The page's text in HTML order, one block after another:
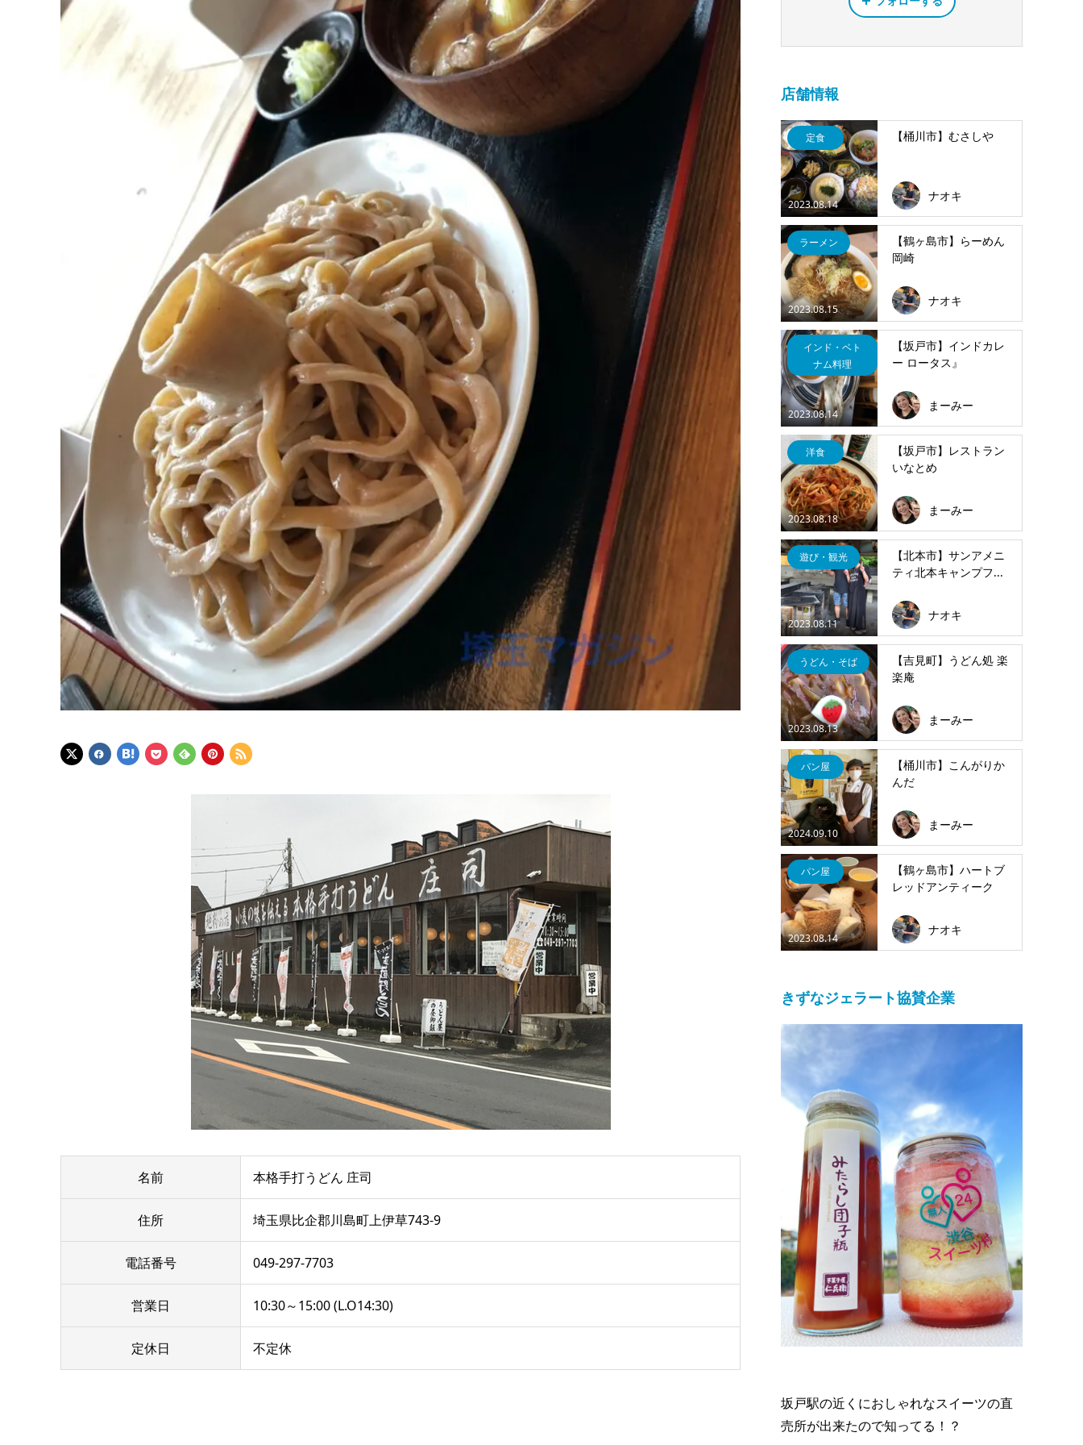
名前 本格手打うどん 庄司
住所 埼玉県比企郡川島町上伊草743-9
電話番号 049-297-7703
営業日 10:30～15:00 (L.O14:30)
定休日 不定休
店舗情報
2023.08.14
定食 【桶川市】むさしや
ナオキ
2023.08.15
ラーメン
【鶴ヶ島市】らーめん
岡崎
ナオキ
2023.08.14
インド・ベト
ナム料理
【坂戸市】インドカレ
ー ロータス』
まーみー
2023.08.18
洋食
【坂戸市】レストラン
いなとめ
まーみー
2023.08.11
遊び・観光
【北本市】サンアメニ
ティ北本キャンプフ...
ナオキ
2023.08.13
うどん・そば
【吉見町】うどん処 楽
楽庵
まーみー
2024.09.10
パン屋
【桶川市】こんがりか
んだ
まーみー
2023.08.14
パン屋
【鶴ヶ島市】ハートブ
レッドアンティーク
ナオキ
きずなジェラート協賛企業
坂戸駅の近くにおしゃれなスイーツの直
売所が出来たので知ってる！？